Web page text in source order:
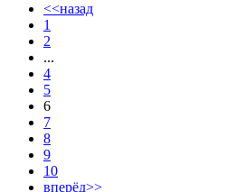
<<назад
1
2
...
4
5
6
7
8
9
10
вперёд>>